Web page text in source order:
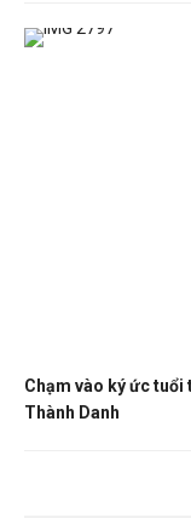
Chạm vào ký ức tuổi
Thành Danh